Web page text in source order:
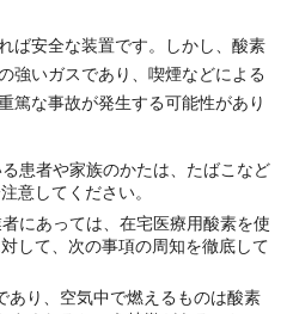
ば安全な装置です。しかし、酸素
強いガスであり、喫煙などによる
篤な事故が発生する可能性があり
患者や家族のかたは、たばこなど
意してください。
にあっては、在宅医療用酸素を使
して、次の事項の周知を徹底して
あり、空気中で燃えるものは酸素